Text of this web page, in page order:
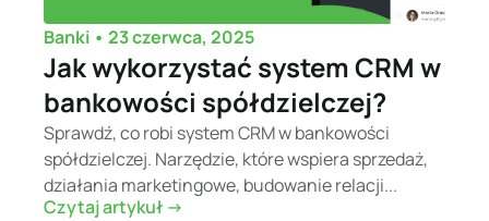
Banki • 23 czerwca, 2025
Jak wykorzystać system CRM w
bankowości spółdzielczej?
Sprawdź, co robi system CRM w bankowości
spółdzielczej. Narzędzie, które wspiera sprzedaż,
działania marketingowe, budowanie relacji...
Czytaj artykuł ->